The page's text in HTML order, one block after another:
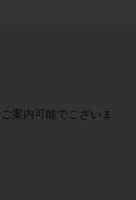
案内可能でございま